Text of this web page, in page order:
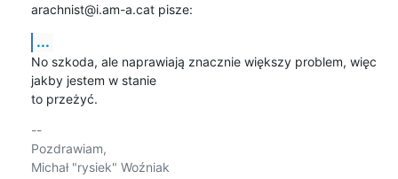
arachnist@i.am-a.cat pisze:
...
No szkoda, ale naprawiają znacznie większy problem, więc
jakby jestem w stanie
to przeżyć.
--
Pozdrawiam,
Michał "rysiek" Woźniak